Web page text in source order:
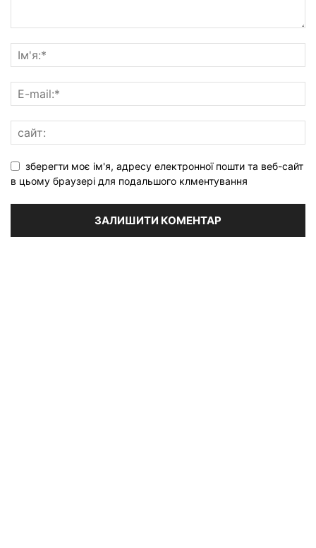
зберегти моє ім'я, адресу електронної пошти та веб-сайт
в цьому браузері для подальшого клментування